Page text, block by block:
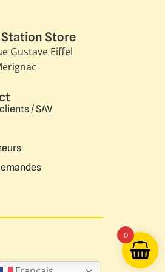
Station Store
Gustave Eiffel​
/ SAV
0